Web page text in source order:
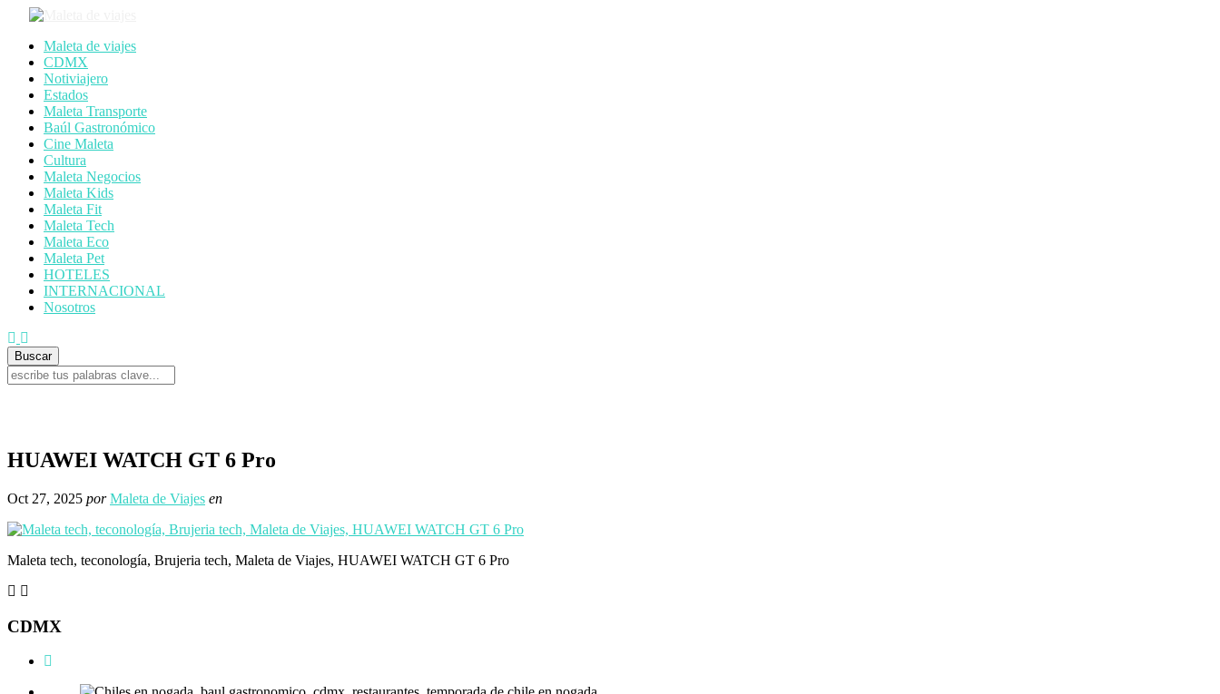
Maleta de viajes
CDMX
Notiviajero
Estados
Maleta Transporte
Baúl Gastronómico
Cine Maleta
Cultura
Maleta Negocios
Maleta Kids
Maleta Fit
Maleta Tech
Maleta Eco
Maleta Pet
HOTELES
INTERNACIONAL
Nosotros
HUAWEI WATCH GT 6 Pro
Oct 27, 2025 por Maleta de Viajes en
Maleta tech, teconología, Brujeria tech, Maleta de Viajes, HUAWEI WATCH GT 6 Pro
CDMX